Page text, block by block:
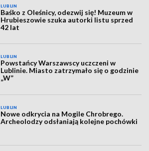
LUBLIN
Baśko z Oleśnicy, odezwij się! Muzeum w
Hrubieszowie szuka autorki listu sprzed
42 lat
LUBLIN
Powstańcy Warszawscy uczczeni w
Lublinie. Miasto zatrzymało się o godzinie
„W”
LUBLIN
Nowe odkrycia na Mogile Chrobrego.
Archeolodzy odsłaniają kolejne pochówki